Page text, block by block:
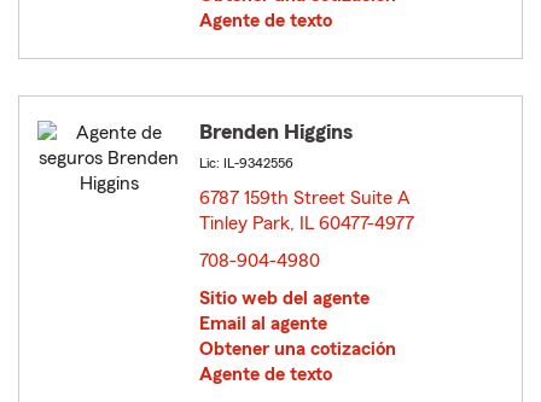
Agente de texto
Brenden Higgins
Lic: IL-9342556
6787 159th Street Suite A
Tinley Park, IL 60477-4977
708-904-4980
Sitio web del agente
Email al agente
Obtener una cotización
Agente de texto